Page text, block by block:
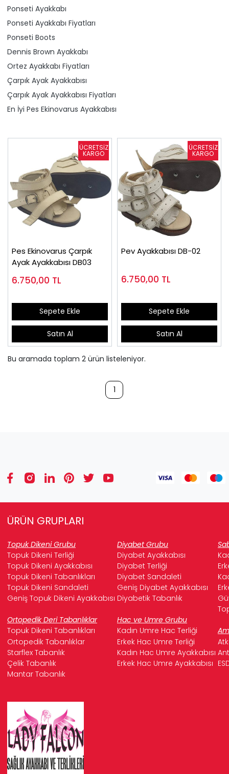
Ponseti Ayakkabı
Ponseti Ayakkabı Fiyatları
Ponseti Boots
Dennis Brown Ayakkabı
Ortez Ayakkabı Fiyatları
Çarpık Ayak Ayakkabısı
Çarpık Ayak Ayakkabısı Fiyatları
En İyi Pes Ekinovarus Ayakkabısı
Pes Ekinovarus Çarpık
Ayak Ayakkabısı DB03
6.750,00 TL
Sepete Ekle
Satın Al
Pev Ayakkabısı DB-02
6.750,00 TL
Sepete Ekle
Satın Al
Bu aramada toplam 2 ürün listeleniyor.
1
ÜRÜN GRUPLARI
Topuk Dikeni Grubu Diyabet Grubu
Topuk Dikeni Terliği
Diyabet Ayakkabısı
Topuk Dikeni Ayakkabısı
Diyabet Terliği
Topuk Dikeni Tabanlıkları
Diyabet Sandaleti
Topuk Dikeni Sandaleti
Geniş Diyabet Ayakkabısı
Geniş Topuk Dikeni Ayakkabısı Diyabetik Tabanlık
Ortopedik Deri Tabanlıklar
Hac ve Umre Grubu
Topuk Dikeni Tabanlıkları
Kadın Umre Hac Terliği
Ortopedik Tabanlıklar
Erkek Hac Umre Terliği
Starflex Tabanlık
Kadın Hac Umre Ayakkabısı
Çelik Tabanlık
Erkek Hac Umre Ayakkabısı
Mantar Tabanlık